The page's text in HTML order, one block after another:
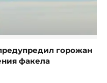
горожан
факела